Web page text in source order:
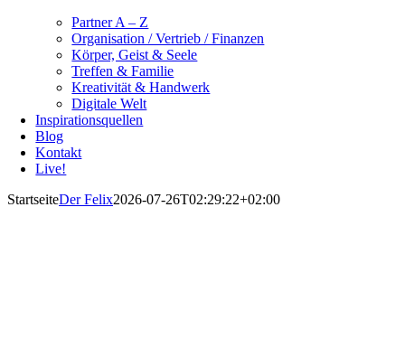
Partner A – Z
Organisation / Vertrieb / Finanzen
Körper, Geist & Seele
Treffen & Familie
Kreativität & Handwerk
Digitale Welt
Inspirationsquellen
Blog
Kontakt
Live!
StartseiteDer Felix2026-07-26T02:29:22+02:00